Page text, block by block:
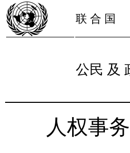
联 合 国
公民 及
人权事